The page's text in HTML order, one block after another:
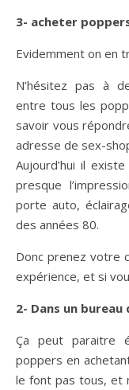
3- acheter
Evidemment on en
N’hésitez pas à
entre tous les
savoir vous
adresse de sex-
Aujourd’hui il
presque
porte auto,
des années 80.
Donc prenez votre
expérience, et si
2- Dans un bureau
Ça peut paraitre
poppers en
le font pas tous, et